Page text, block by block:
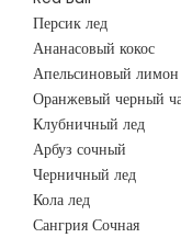
Персик лед
Ананасовый
Апельсиновый лимон
Оранжевый
Клубничный лед
Арбуз
Черничный лед
Кола
Сангрия Сочная